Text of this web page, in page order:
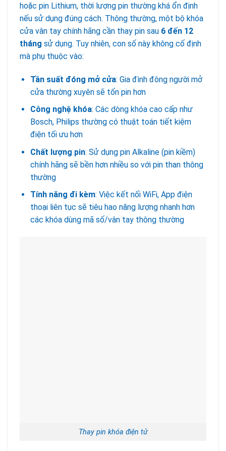
hoặc pin Lithium, thời lượng pin thường khá ổn định
nếu sử dụng đúng cách. Thông thường, một bộ khóa
cửa vân tay chính hãng cần thay pin sau 6 đến 12
tháng sử dụng. Tuy nhiên, con số này không cố định
mà phụ thuộc vào:
Tần suất đóng mở cửa: Gia đình đông người mở
cửa thường xuyên sẽ tốn pin hơn
Công nghệ khóa: Các dòng khóa cao cấp như
Bosch, Philips thường có thuật toán tiết kiệm
điện tối ưu hơn
Chất lượng pin: Sử dụng pin Alkaline (pin kiềm)
chính hãng sẽ bền hơn nhiều so với pin than thông
thường
Tính năng đi kèm: Việc kết nối WiFi, App điện
thoại liên tục sẽ tiêu hao năng lượng nhanh hơn
các khóa dùng mã số/vân tay thông thường
Thay pin khóa điện tử